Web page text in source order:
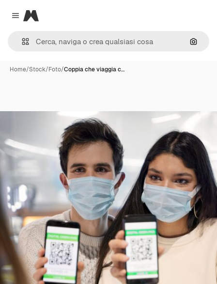
Close menu
Magnific
Cerca
Home/Stock/Foto/Coppia che viaggia c…